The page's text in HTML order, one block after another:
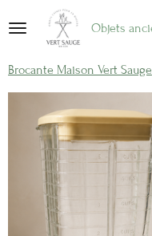
Passer
au
principal
Brocante Maison Vert Sauge